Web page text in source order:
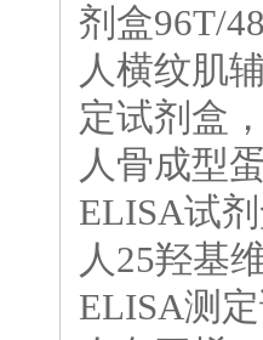
剂盒96T/
人横纹肌
定试剂盒
人骨成型
ELISA试
人25羟基
ELISA测